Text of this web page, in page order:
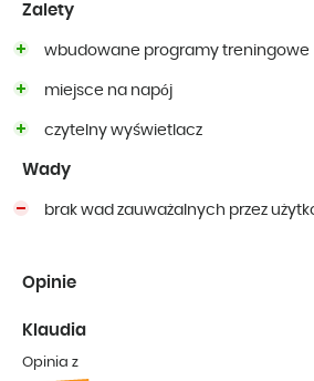
Zalety
wbudowane programy treningowe
miejsce na napój
czytelny wyświetlacz
Wady
brak wad zauważalnych przez
Opinie
Klaudia
Opinia z